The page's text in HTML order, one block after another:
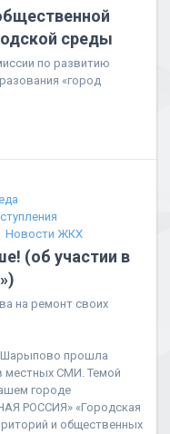
среды
по развитию
«город
Новости ЖКХ
(об участии в
на ремонт своих
Шарыпово прошла
местных СМИ. Темой
городе
РОССИЯ» «Городская
и общественных